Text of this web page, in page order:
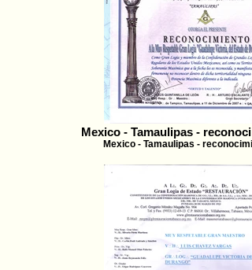
Mexico - Tamaulipas -
Mexico - Tamaulipas -